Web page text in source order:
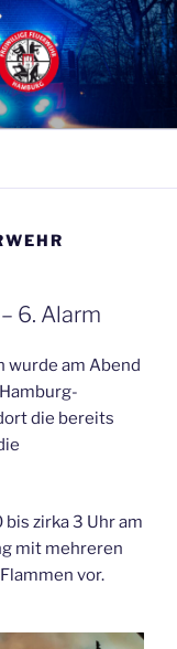
– 365 Tage, 24
6. Alarm
wurde am Abend
die bereits
zirka 3 Uhr am
mit mehreren
vor.